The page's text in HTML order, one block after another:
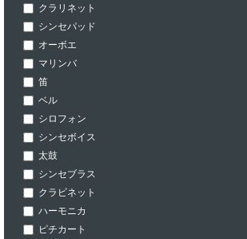
クラリネット
シンセパッド
オーボエ
マリンバ
笛
ベル
シロフォン
シンセボイス
太鼓
シンセブラス
クラビネット
ハーモニカ
ピチカート